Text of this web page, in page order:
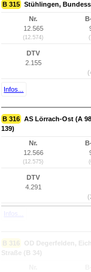
B 315 Stühlingen,
Nr.
12.565
(12.574)
DTV
2.155
Infos...
B 316 AS Lörrach-Ost (A
139)
Nr.
12.566
(12.575)
DTV
4.291
Infos...
B 316
OD Degerfelden,
Straße (B 34)